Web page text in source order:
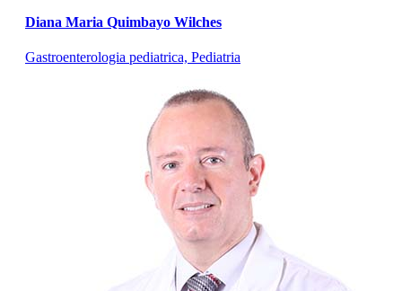
Diana Maria Quimbayo Wilches
Gastroenterologia pediatrica, Pediatria